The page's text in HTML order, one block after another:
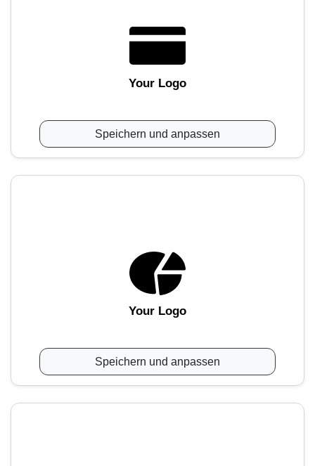
Your Logo
Speichern und anpassen
Your Logo
Speichern und anpassen